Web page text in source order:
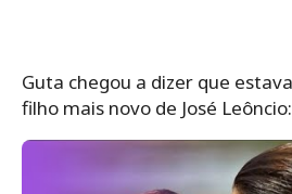
Guta chegou a dizer que
filho mais novo de José Leôncio: